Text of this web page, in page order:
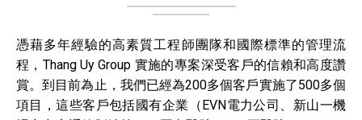
憑藉多年經驗的高素質工程師團隊和國際標準的管理流
程，Thang Uy Group 實施的專案深受客戶的信賴和高度讚
賞。到目前為止，我們已經為200多個客戶實施了500多個
項目，這些客戶包括國有企業（EVN電力公司、新山一機